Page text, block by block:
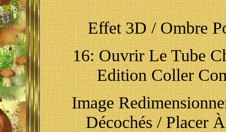
Effet 3D / Ombre
16: Ouvrir Le Tube
Edition Coller
Image
Décochés / Placer